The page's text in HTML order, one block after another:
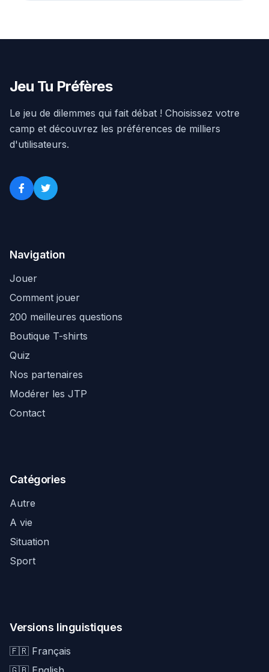
Jeu Tu Préfères
Le jeu de dilemmes qui fait débat ! Choisissez votre
camp et découvrez les préférences de milliers
d'utilisateurs.
Navigation
Jouer
Comment jouer
200 meilleures questions
Boutique T-shirts
Quiz
Nos partenaires
Modérer les JTP
Contact
Catégories
Autre
A vie
Situation
Sport
Versions linguistiques
🇫🇷 Français